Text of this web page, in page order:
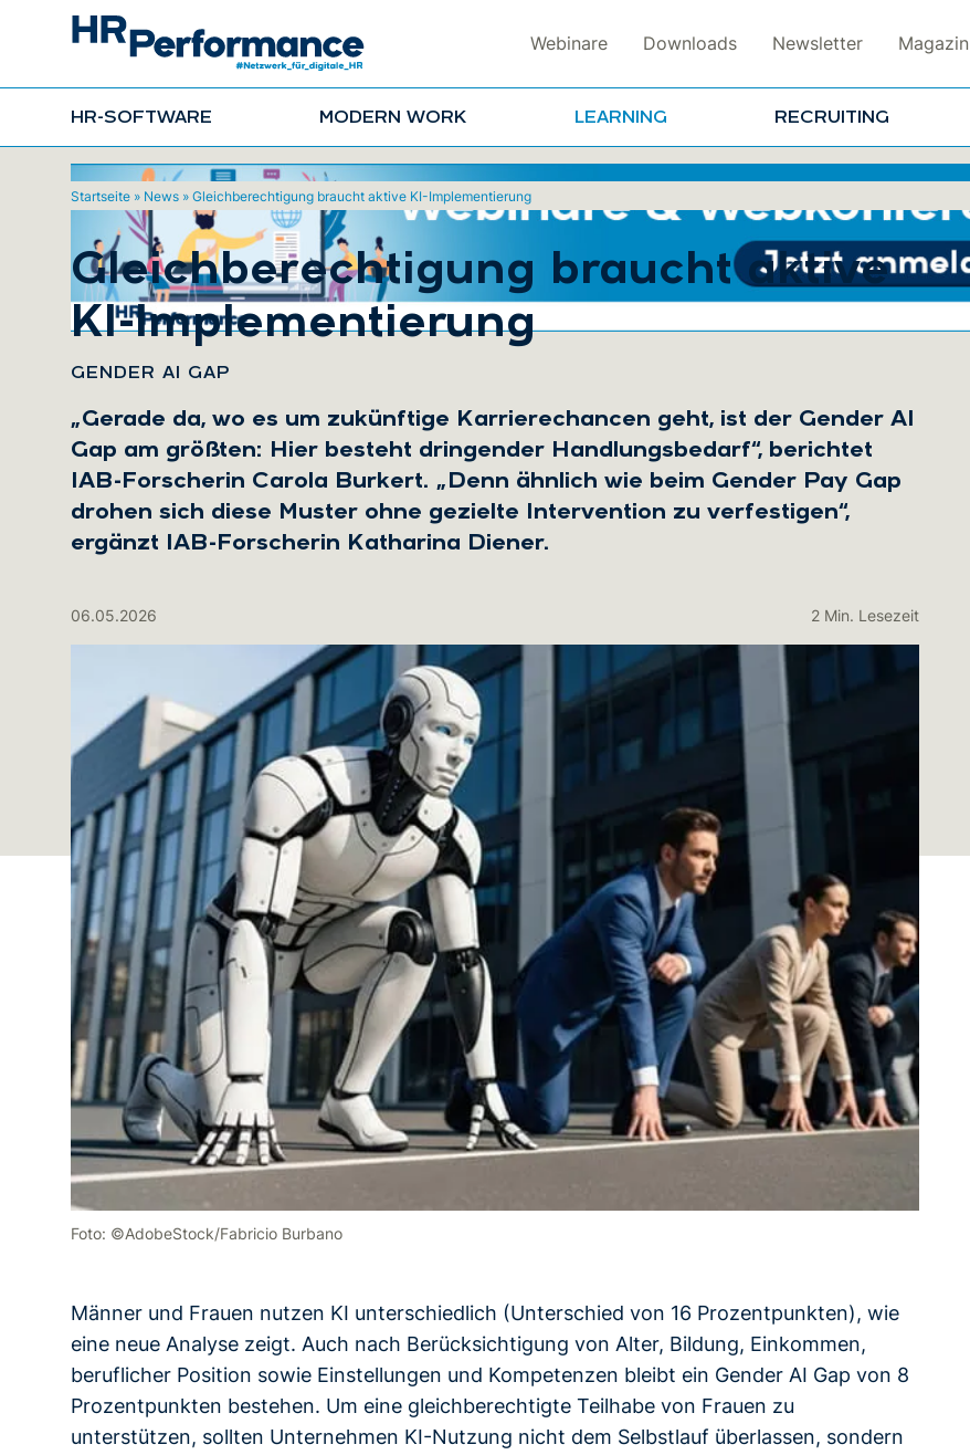
Webinare Downloads Newsletter Magazin
HR-SOFTWARE MODERN WORK LEARNING RECRUITING
Startseite » News » Gleichberechtigung braucht aktive KI-Implementierung
Gleichberechtigung braucht aktive
KI-Implementierung:
GENDER AI GAP
„Gerade da, wo es um zukünftige Karrierechancen geht, ist der Gender AI
Gap am größten: Hier besteht dringender Handlungsbedarf“, berichtet
IAB-Forscherin Carola Burkert. „Denn ähnlich wie beim Gender Pay Gap
drohen sich diese Muster ohne gezielte Intervention zu verfestigen“,
ergänzt IAB-Forscherin Katharina Diener.
06.05.2026 2 Min. Lesezeit
Foto: ©AdobeStock/Fabricio Burbano
Männer und Frauen nutzen KI unterschiedlich (Unterschied von 16 Prozentpunkten), wie
eine neue Analyse zeigt. Auch nach Berücksichtigung von Alter, Bildung, Einkommen,
beruflicher Position sowie Einstellungen und Kompetenzen bleibt ein Gender AI Gap von 8
Prozentpunkten bestehen. Um eine gleichberechtigte Teilhabe von Frauen zu
unterstützen, sollten Unternehmen KI-Nutzung nicht dem Selbstlauf überlassen, sondern